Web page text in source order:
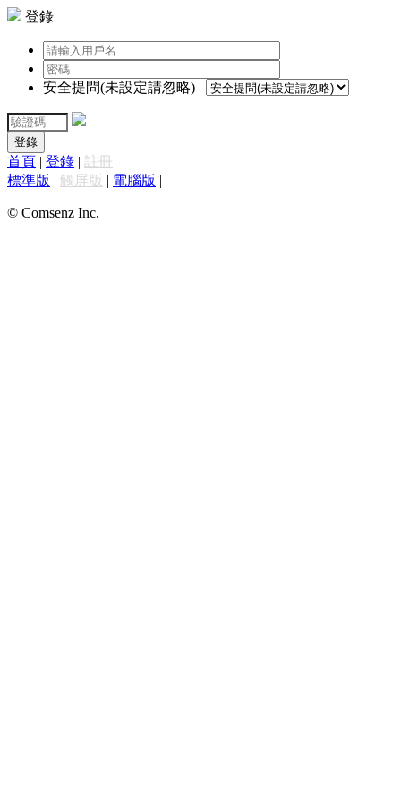
登錄
安全提問(未設定請忽略)
登錄
首頁 | 登錄 | 註冊
標準版 | 觸屏版 | 電腦版 |
© Comsenz Inc.